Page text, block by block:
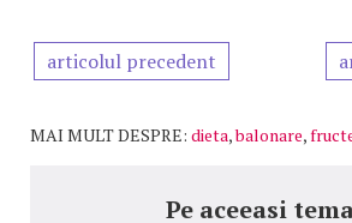
articolul precedent
MAI MULT DESPRE: dieta,balonare,
Pe aceeasi